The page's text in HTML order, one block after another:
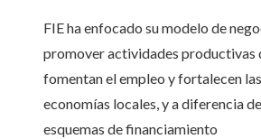
FIE ha enfocado su modelo de
promover actividades productivas
fomentan el empleo y fortalecen las
economías locales, y a diferencia
esquemas de financiamiento